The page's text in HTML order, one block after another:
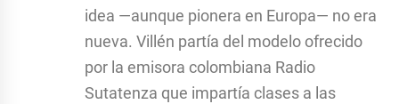
idea —aunque pionera en Europa— no era
nueva. Villén partía del modelo ofrecido
por la emisora colombiana Radio
Sutatenza que impartía clases a las